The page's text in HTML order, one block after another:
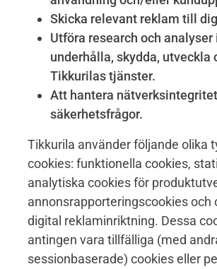
Skicka relevant reklam till
Utföra research och
underhålla, skydda, utveckla
Tikkurilas tjänster.
Att hantera
säkerhetsfrågor.
Tikkurila använder följande olika
cookies: funktionella cookies,
analytiska cookies för
annonsrapporteringscookies och
digital reklaminriktning. Dessa
antingen vara tillfälliga (med
sessionbaserade) cookies eller